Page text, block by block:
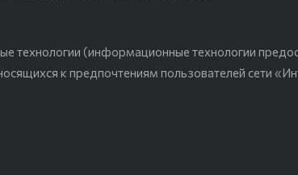
технологии (информационные технологии
к предпочтениям пользователей сети